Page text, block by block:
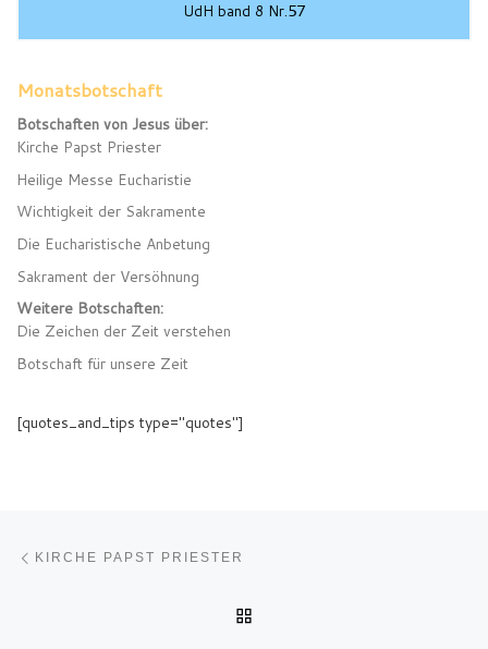
UdH band 8 Nr.57
Monatsbotschaft
Botschaften von Jesus über:
Kirche Papst Priester
Heilige Messe Eucharistie
Wichtigkeit der Sakramente
Die Eucharistische Anbetung
Sakrament der Versöhnung
Weitere Botschaften:
Die Zeichen der Zeit verstehen
Botschaft für unsere Zeit
[quotes_and_tips type="quotes"]
KIRCHE PAPST PRIESTER